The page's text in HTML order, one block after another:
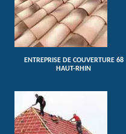
ENTREPRISE DE COUVERTURE 68
HAUT-RHIN